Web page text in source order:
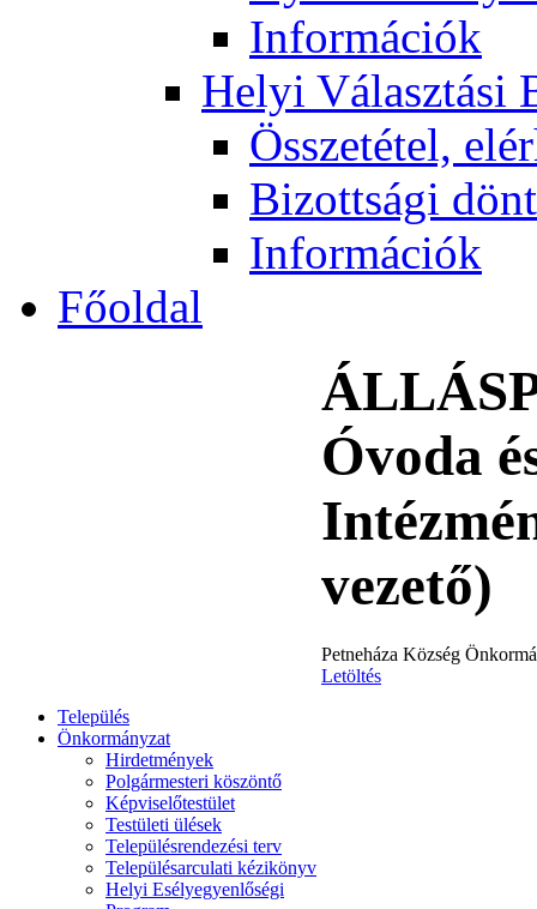
Információk
Helyi Választási
Összetétel,
Bizottsági
Információk
Főoldal
Óvoda
vezető)
Petneháza Község
Letöltés
Település
Önkormányzat
Hirdetmények
Polgármesteri köszöntő
Képviselőtestület
Testületi ülések
Településrendezési terv
Településarculati kézikönyv
Helyi Esélyegyenlőségi